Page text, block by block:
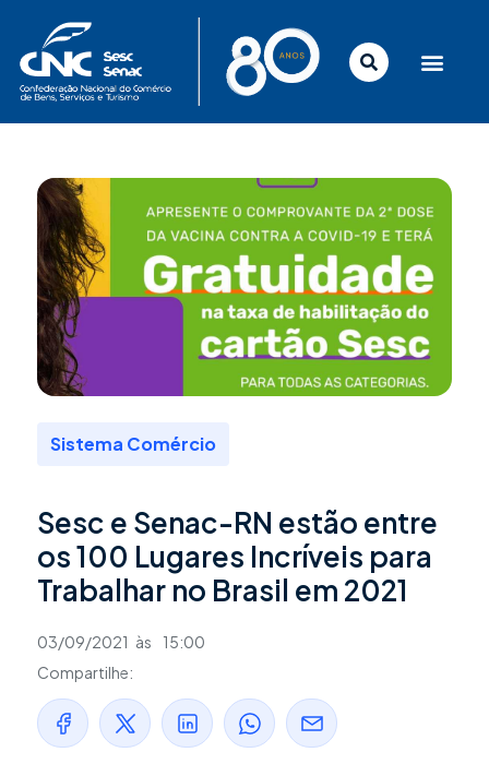
conteúdo
Sistema Comércio
Sesc e Senac-RN estão entre
os 100 Lugares Incríveis para
Trabalhar no Brasil em 2021
03/09/2021 às
15:00
Compartilhe: